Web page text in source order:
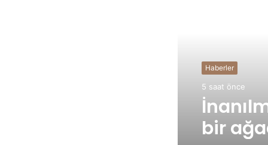
Haberler
5 saat önce
bir